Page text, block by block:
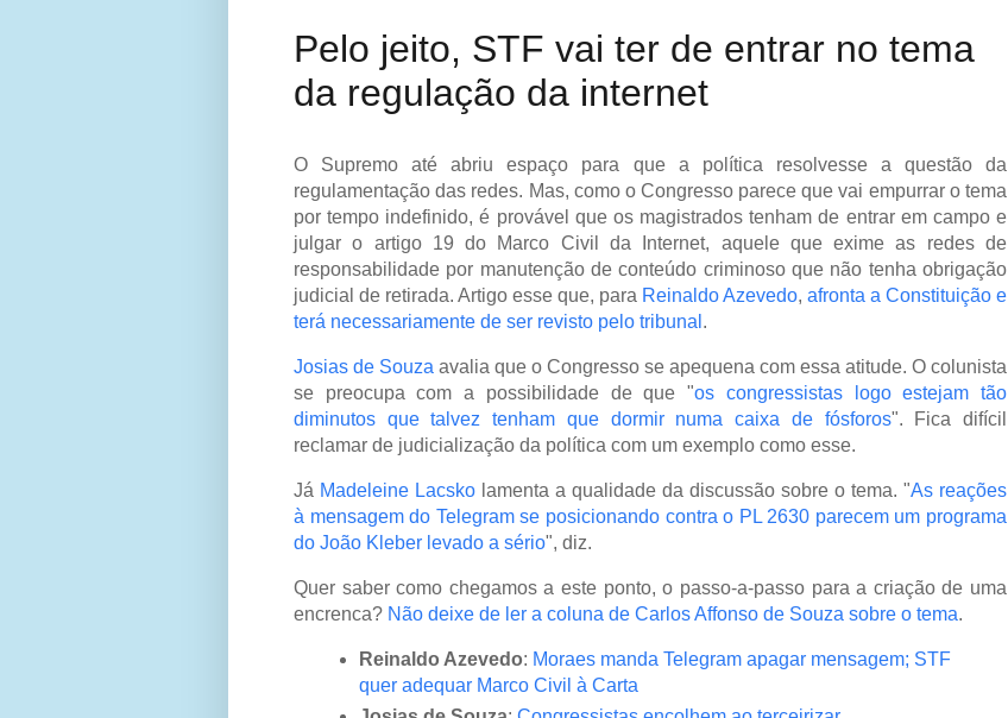
Pelo jeito, STF vai ter de entrar no tema
da regulação da internet
O Supremo até abriu espaço para que a política resolvesse a questão da
regulamentação das redes. Mas, como o Congresso parece que vai empurrar o tema
por tempo indefinido, é provável que os magistrados tenham de entrar em campo e
julgar o artigo 19 do Marco Civil da Internet, aquele que exime as redes de
responsabilidade por manutenção de conteúdo criminoso que não tenha obrigação
judicial de retirada. Artigo esse que, para Reinaldo Azevedo, afronta a Constituição e
terá necessariamente de ser revisto pelo tribunal .
Josias de Souza avalia que o Congresso se apequena com essa atitude. O colunista
se preocupa com a possibilidade de que "os congressistas logo estejam tão
diminutos que talvez tenham que dormir numa caixa de fósforos". Fica difícil
reclamar de judicialização da política com um exemplo como esse.
Já Madeleine Lacsko lamenta a qualidade da discussão sobre o tema. "As reações
à mensagem do Telegram se posicionando contra o PL 2630 parecem um programa
do João Kleber levado a sério", diz.
Quer saber como chegamos a este ponto, o passo-a-passo para a criação de uma
encrenca? Não deixe de ler a coluna de Carlos Affonso de Souza sobre o tema.
Reinaldo Azevedo: Moraes manda Telegram apagar mensagem; STF
quer adequar Marco Civil à Carta